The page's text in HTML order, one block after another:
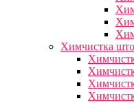
Химчистка